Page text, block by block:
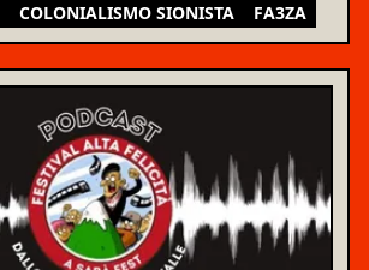
COLONIALISMO SIONISTA FA3ZA